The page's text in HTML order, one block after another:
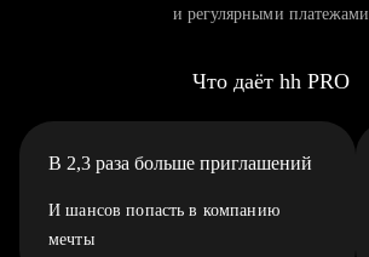
и регулярными платежами
Что даёт hh PRO
В 2,3 раза больше приглашений
И шансов попасть в компанию
мечты